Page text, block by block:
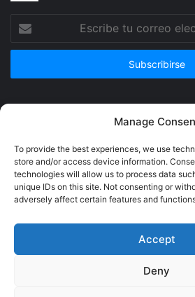
Manage
To provide the best experiences, we use
store and/or access device information.
technologies will allow us to process data
unique IDs on this site. Not consenting or
adversely affect certain features and
Accept
Deny
correo
© Copyright 2026, Todos los derechos